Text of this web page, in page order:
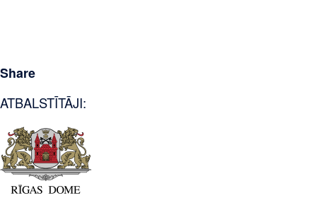
Share
ATBALSTĪTĀJI: